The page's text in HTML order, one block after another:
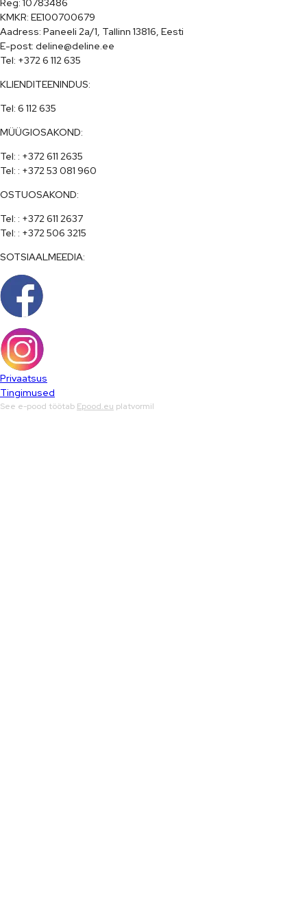
Reg: 10783486
KMKR: EE100700679
Aadress: Paneeli 2a/1, Tallinn 13816, Eesti
E-post: deline@deline.ee
Tel: +372 6 112 635
KLIENDITEENINDUS:
Tel: 6 112 635
MÜÜGIOSAKOND:
Tel: : +372 611 2635
Tel: : +372 53 081 960
OSTUOSAKOND:
Tel: : +372 611 2637
Tel: : +372 506 3215
SOTSIAALMEEDIA:
Privaatsus
Tingimused
See e-pood töötab Epood.eu platvormil